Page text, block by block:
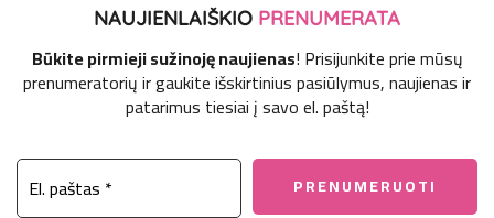
NAUJIENLAIŠKIO PRENUMERATA
Būkite pirmieji sužinoję naujienas! Prisijunkite prie mūsų
prenumeratorių ir gaukite išskirtinius pasiūlymus, naujienas ir
patarimus tiesiai į savo el. paštą!